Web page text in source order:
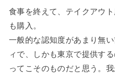
食事を終えて、テイクアウ
も購入。
一般的な認知度があまり無
ィで、しかも東京で提供す
ってこそのものだと思う。